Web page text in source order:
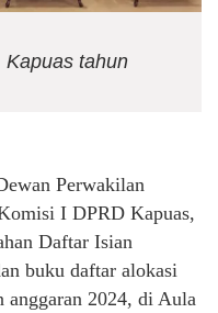
Kapuas tahun
Perwakilan
I DPRD Kapuas,
Daftar Isian
buku daftar alokasi
anggaran 2024, di Aula